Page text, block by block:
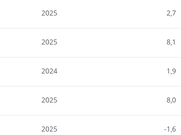
2025 2,7
2025 8,1
2024 1,9
2025 8,0
2025 -1,6